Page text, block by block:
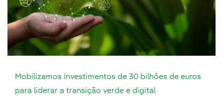
Mobilizamos investimentos de 30 bilhões de euros
para liderar a transição verde e digital